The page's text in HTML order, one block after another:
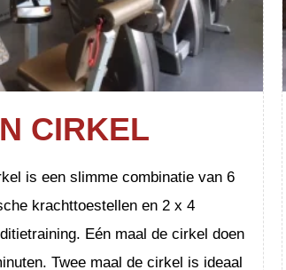
CIRKEL
is een slimme combinatie van 6
krachttoestellen en 2 x 4
Eén maal de cirkel doen
Twee maal de cirkel is ideaal